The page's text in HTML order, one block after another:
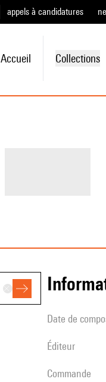
appels à candidatures
Accueil Collections
date de
éditeur
Commande